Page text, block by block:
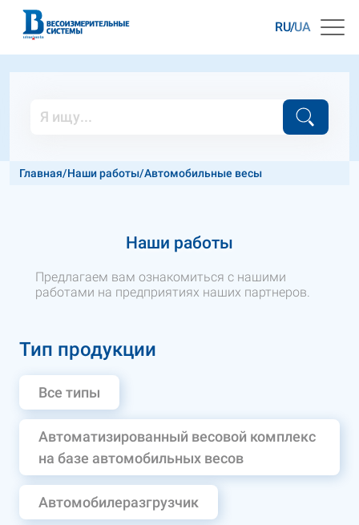
RU UA
Главная/Наши работы/Автомобильные весы
Наши работы
Предлагаем вам ознакомиться с нашими
работами на предприятиях наших партнеров.
Тип продукции
Все типы
Автоматизированный весовой комплекс
на базе автомобильных весов
Автомобилеразгрузчик